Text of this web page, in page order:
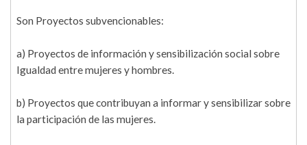
Son Proyectos subvencionables:
a) Proyectos de información y sensibilización social sobre
Igualdad entre mujeres y hombres.
b) Proyectos que contribuyan a informar y sensibilizar sobre
la participación de las mujeres.